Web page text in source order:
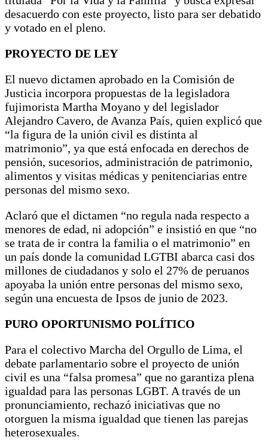
desacuerdo con este proyecto, listo para ser debatido
y votado en el pleno.
PROYECTO DE LEY
El nuevo dictamen aprobado en la Comisión de
Justicia incorpora propuestas de la legisladora
fujimorista Martha Moyano y del legislador
Alejandro Cavero, de Avanza País, quien explicó que
“la figura de la unión civil es distinta al
matrimonio”, ya que está enfocada en derechos de
pensión, sucesorios, administración de patrimonio,
alimentos y visitas médicas y penitenciarias entre
personas del mismo sexo.
Aclaró que el dictamen “no regula nada respecto a
menores de edad, ni adopción” e insistió en que “no
se trata de ir contra la familia o el matrimonio” en
un país donde la comunidad LGTBI abarca casi dos
millones de ciudadanos y solo el 27% de peruanos
apoyaba la unión entre personas del mismo sexo,
según una encuesta de Ipsos de junio de 2023.
PURO OPORTUNISMO POLÍTICO
Para el colectivo Marcha del Orgullo de Lima, el
debate parlamentario sobre el proyecto de unión
civil es una “falsa promesa” que no garantiza plena
igualdad para las personas LGBT. A través de un
pronunciamiento, rechazó iniciativas que no
otorguen la misma igualdad que tienen las parejas
heterosexuales.